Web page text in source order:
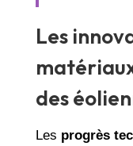
Les
des
Les progrès